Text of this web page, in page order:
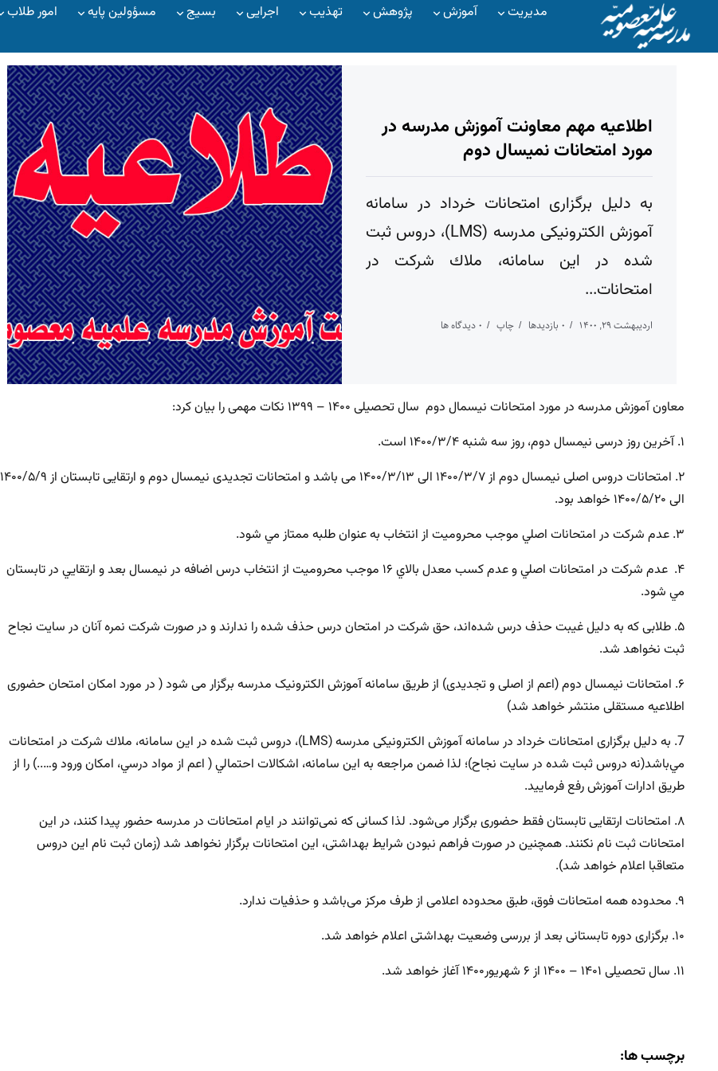
مدیریت آموزش پژوهش تهذیب اجرایی بسیج مسؤولین پایه امور طلاب
اطلاعیه مهم معاونت آموزش مدرسه در
مورد امتحانات نمیسال دوم
به دلیل برگزاری امتحانات خرداد در سامانه
آموزش الکترونیکی مدرسه (LMS)، دروس ثبت
شده در این سامانه، ملاك شركت در
امتحانات...
اردیبهشت ۲۹, ۱۴۰۰ ۰ بازدیدها چاپ ۰ دیدگاه ها
معاون آموزش مدرسه در مورد امتحانات نیسمال دوم سال تحصیلی ۱۴۰۰ – ۱۳۹۹ نکات مهمی را بیان کرد:
۱. آخرین روز درسی نیمسال دوم، روز سه شنبه ۱۴۰۰/۳/۴ است.
۲. امتحانات دروس اصلی نیمسال دوم از ۱۴۰۰/۳/۷ الی ۱۴۰۰/۳/۱۳ می باشد و امتحانات تجدیدی نیمسال دوم و ارتقایی تابستان از ۱۴۰۰/۵/۹
الی ۱۴۰۰/۵/۲۰ خواهد بود.
۳. عدم شركت در امتحانات اصلي موجب محروميت از انتخاب به عنوان طلبه ممتاز مي شود.
۴. عدم شركت در امتحانات اصلي و عدم كسب معدل بالاي ۱۶ موجب محروميت از انتخاب درس اضافه در نيمسال بعد و ارتقايي در تابستان
مي شود.
۵. طلابی که به دلیل غیبت حذف درس شده‌اند، ‌حق شرکت در امتحان درس حذف شده را ندارند و در صورت شرکت نمره آنان در سایت نجاح
ثبت نخواهد شد.
۶. امتحانات نیمسال دوم (اعم از اصلی و تجدیدی) از طریق سامانه آموزش الکترونیک مدرسه برگزار می شود ( در مورد امکان امتحان حضوری
اطلاعیه مستقلی منتشر خواهد شد)
7. به دلیل برگزاری امتحانات خرداد در سامانه آموزش الکترونیکی مدرسه (LMS)، دروس ثبت شده در این سامانه، ملاك شركت در امتحانات
مي‌باشد(نه دروس ثبت شده در سایت نجاح)؛ لذا ضمن مراجعه به این سامانه، اشكالات احتمالي ( اعم از مواد درسي، امکان ورود و…..) را از
طريق ادارات آموزش رفع فرماييد.
۸. امتحانات ارتقایی تابستان فقط حضوری برگزار می‌شود. لذا کسانی که نمی‌توانند در ایام امتحانات در مدرسه حضور پیدا کنند، در این
امتحانات ثبت نام نکنند. همچنین در صورت فراهم نبودن شرایط بهداشتی، این امتحانات برگزار نخواهد شد (زمان ثبت نام این دروس
متعاقبا اعلام خواهد شد).
۹. محدوده همه امتحانات فوق، طبق محدوده اعلامی از طرف مرکز می‌باشد و حذفیات ندارد.
۱۰. برگزاری دوره تابستانی بعد از بررسی وضعیت بهداشتی اعلام خواهد شد.
۱۱. سال تحصیلی ۱۴۰۱ – ۱۴۰۰ از ۶ شهریور۱۴۰۰ آغاز خواهد شد.
برچسب ها: